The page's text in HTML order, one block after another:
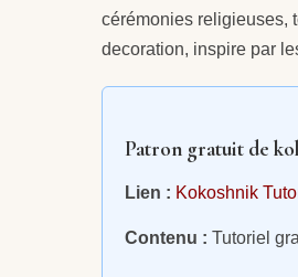
cérémonies religieuses,
decoration, inspire par
Patron gratuit de
Lien : Kokoshnik
Contenu : Tutoriel